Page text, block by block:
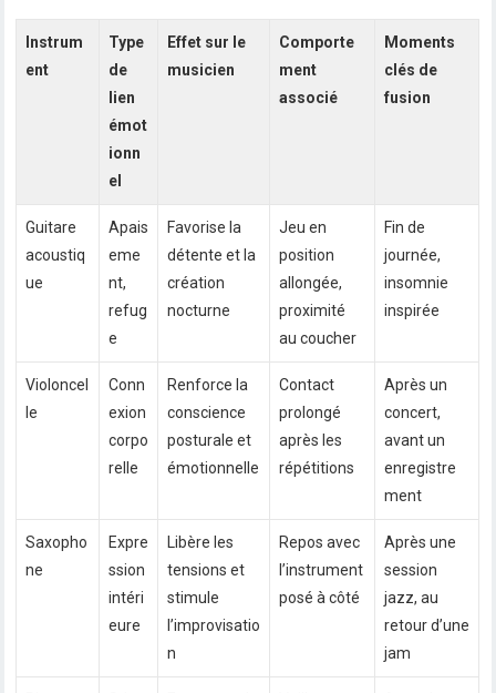
Instrum
ent
Type
de
lien
émot
ionn
el
Effet sur le
musicien
Comporte
ment
associé
Moments
clés de
fusion
Guitare
acoustiq
ue
Apais
eme
nt,
refug
e
Favorise la
détente et la
création
nocturne
Jeu en
position
allongée,
proximité
au coucher
Fin de
journée,
insomnie
inspirée
Violoncel
le
Conn
exion
corpo
relle
Renforce la
conscience
posturale et
émotionnelle
Contact
prolongé
après les
répétitions
Après un
concert,
avant un
enregistre
ment
Saxopho
ne
Expre
ssion
intéri
eure
Libère les
tensions et
stimule
l’improvisatio
n
Repos avec
l’instrument
posé à côté
Après une
session
jazz, au
retour d’une
jam